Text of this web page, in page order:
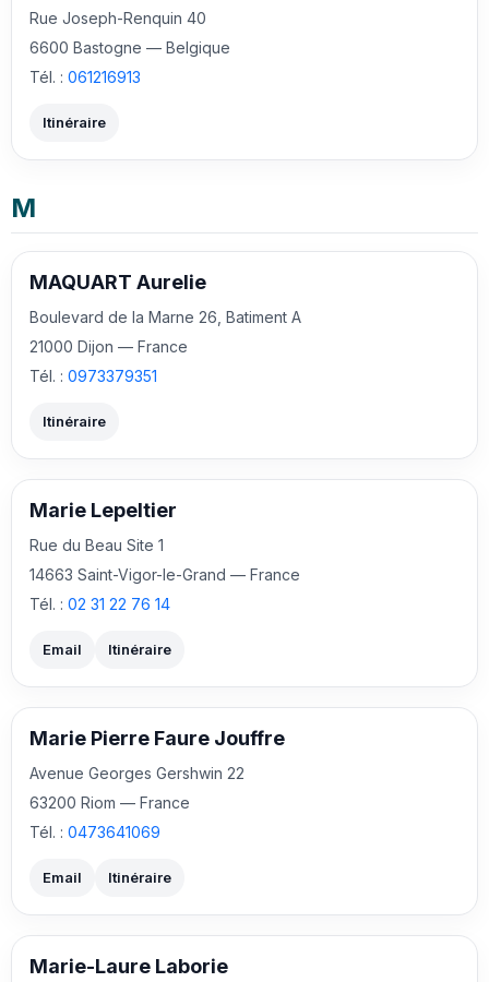
Rue Joseph-Renquin 40
6600 Bastogne — Belgique
Tél. : 061216913
Itinéraire
M
MAQUART Aurelie
Boulevard de la Marne 26, Batiment A
21000 Dijon — France
Tél. : 0973379351
Itinéraire
Marie Lepeltier
Rue du Beau Site 1
14663 Saint-Vigor-le-Grand — France
Tél. : 02 31 22 76 14
Email Itinéraire
Marie Pierre Faure Jouffre
Avenue Georges Gershwin 22
63200 Riom — France
Tél. : 0473641069
Email Itinéraire
Marie-Laure Laborie